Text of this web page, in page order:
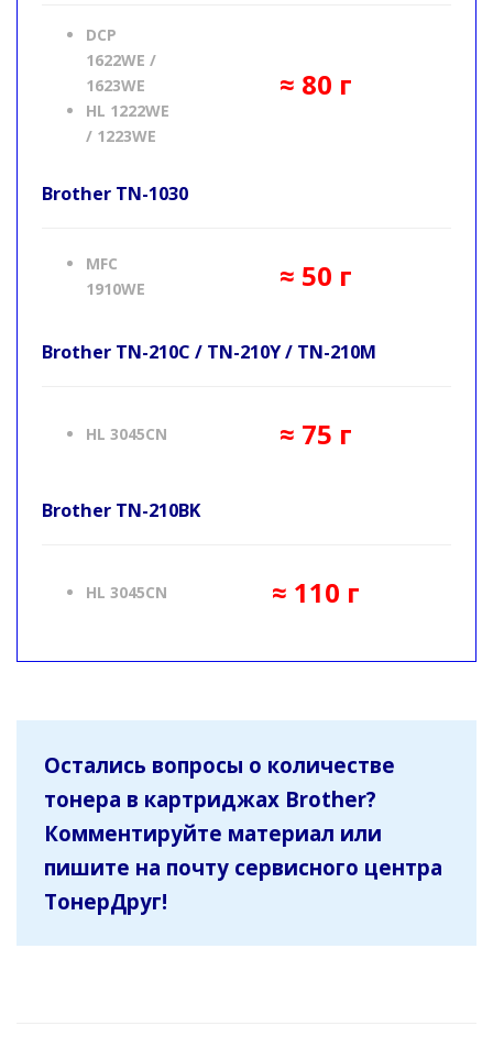
DCP
1622WE /
1623WE
HL 1222WE
/ 1223WE
≈ 80 г
Brother TN-1030
MFC
1910WE
≈ 50 г
Brother TN-210C / TN-210Y / TN-210M
HL 3045CN ≈ 75 г
Brother TN-210BK
HL 3045CN ≈ 110 г
Остались вопросы о количестве
тонера в картриджах Brother?
Комментируйте материал или
пишите на почту сервисного центра
ТонерДруг!